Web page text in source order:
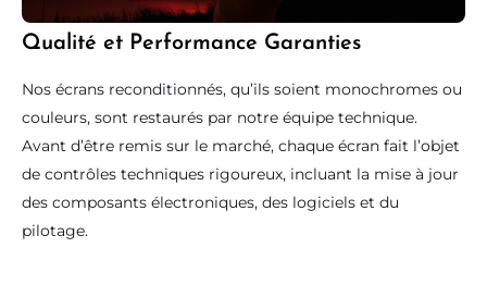
Qualité et Performance Garanties
Nos écrans reconditionnés, qu’ils soient monochromes ou
couleurs, sont restaurés par notre équipe technique.
Avant d’être remis sur le marché, chaque écran fait l’objet
de contrôles techniques rigoureux, incluant la mise à jour
des composants électroniques, des logiciels et du
pilotage.